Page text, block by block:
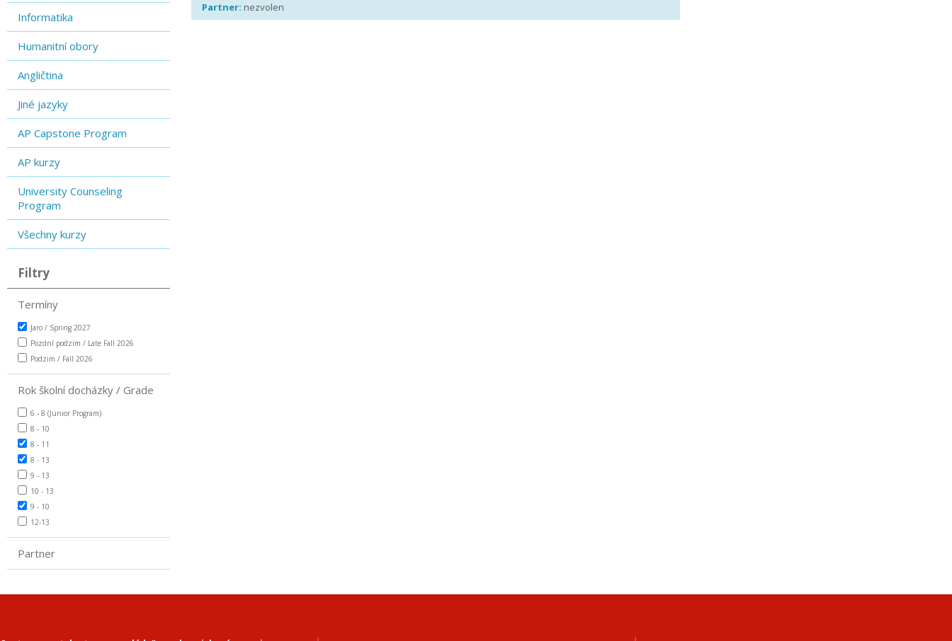
Informatika
Humanitní obory
Angličtina
Jiné jazyky
AP Capstone Program
AP kurzy
University Counseling
Program
Všechny kurzy
Filtry
Termíny
Jaro / Spring 2027
Pozdní podzim / Late Fall 2026
Podzim / Fall 2026
Rok školní docházky / Grade
6 - 8 (Junior Program)
8 - 10
8 - 11
8 - 13
9 - 13
10 - 13
9 - 10
12-13
Partner
Partner: nezvolen